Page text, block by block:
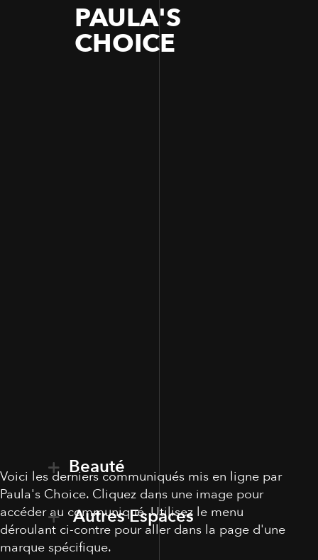
PAULA'S
CHOICE
Beauté
Autres Espaces
Voici les derniers communiqués mis en ligne par
Paula's Choice. Cliquez dans une image pour
accéder au communiqué. Utilisez le menu
déroulant ci-contre pour aller dans la page d'une
marque spécifique.